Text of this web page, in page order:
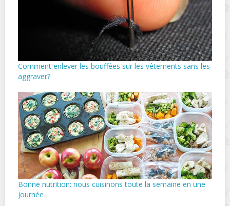
Comment enlever les bouffées sur les vêtements sans les
aggraver?
Bonne nutrition: nous cuisinons toute la semaine en une
journée